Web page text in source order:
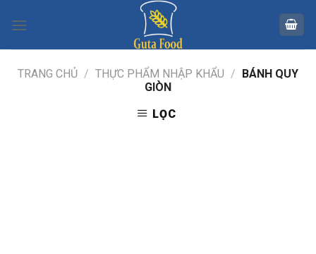
TRANG CHỦ / THỰC PHẨM NHẬP KHẨU / BÁNH QUY
GIÒN
LỌC